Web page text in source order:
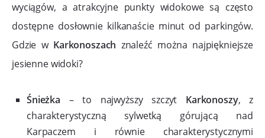
wyciągów, a atrakcyjne punkty widokowe są często
dostępne dosłownie kilkanaście minut od parkingów.
Gdzie w Karkonoszach znaleźć można najpiękniejsze
jesienne widoki?
Śnieżka – to najwyższy szczyt Karkonoszy, z
charakterystyczną sylwetką górującą nad
Karpaczem i równie charakterystycznymi